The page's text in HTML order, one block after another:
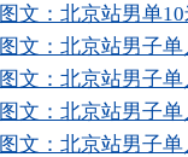
图文：北京站男单
图文：北京站男子
图文：北京站男子
图文：北京站男子
图文：北京站男子